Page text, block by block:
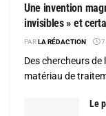
Une invention
invisibles » et
PARLA RÉDACTION 7
Des chercheurs
matériau de
Le